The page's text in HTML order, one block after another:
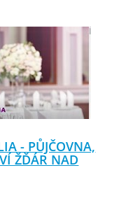
- PŮJČOVNA,
ŽĎÁR NAD